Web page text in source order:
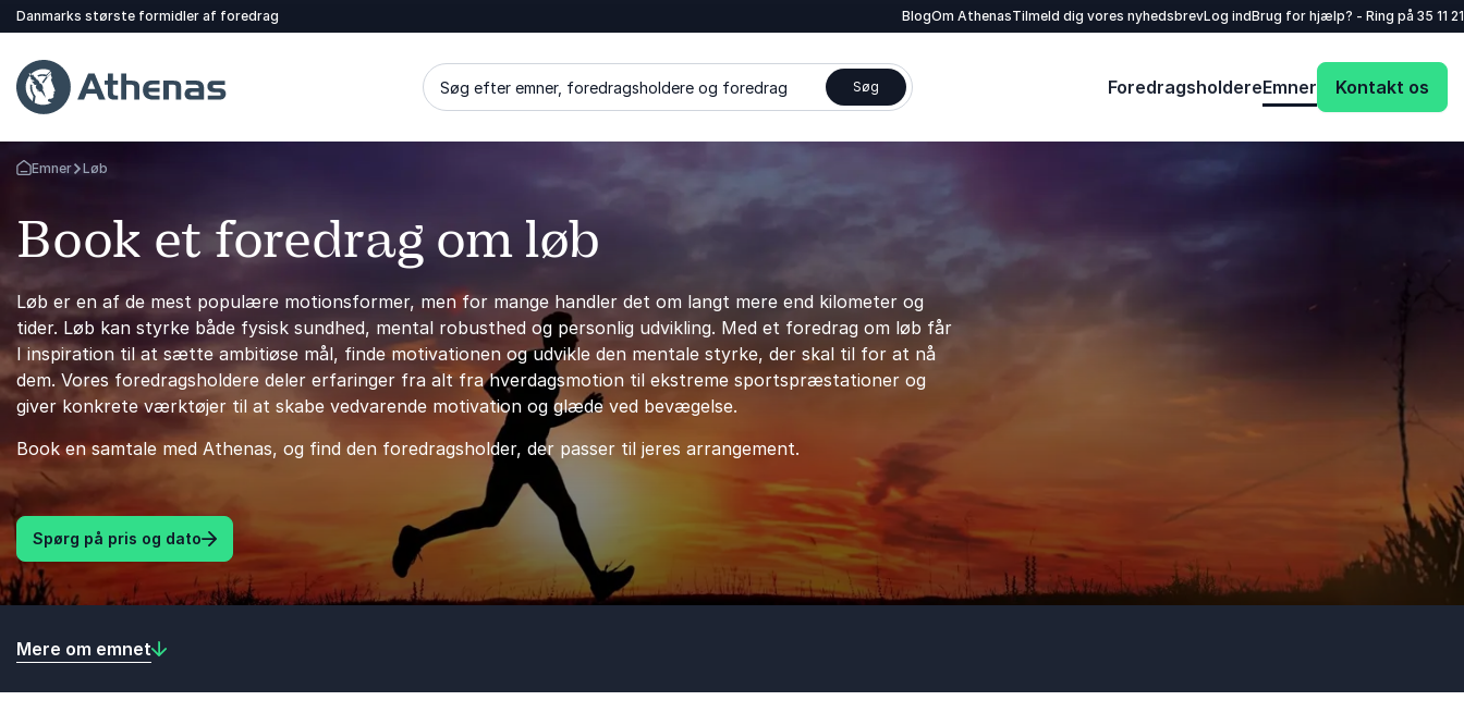
Danmarks største formidler af foredrag BlogOm AthenasTilmeld dig vores nyhedsbrevLog indBrug for hjælp? - Ring på 35 11
Søg efter emner, foredragsholdere og foredrag Søg ForedragsholdereEmner Kontakt os
Tilbage til forsiden
Emner Løb
Book et foredrag om løb
Løb er en af de mest populære motionsformer, men for mange handler det om langt mere end kilometer og
tider. Løb kan styrke både fysisk sundhed, mental robusthed og personlig udvikling. Med et foredrag om løb får
I inspiration til at sætte ambitiøse mål, finde motivationen og udvikle den mentale styrke, der skal til for at nå
dem. Vores foredragsholdere deler erfaringer fra alt fra hverdagsmotion til ekstreme sportspræstationer og
giver konkrete værktøjer til at skabe vedvarende motivation og glæde ved bevægelse.
Book en samtale med Athenas, og find den foredragsholder, der passer til jeres arrangement.
Spørg på pris og dato
Dit navn
Evt. detaljer om dit arrangement
Mere om emnet